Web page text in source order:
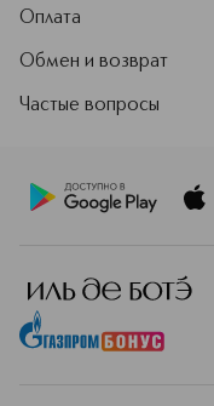
Оплата
Обмен и возврат
Частые вопросы